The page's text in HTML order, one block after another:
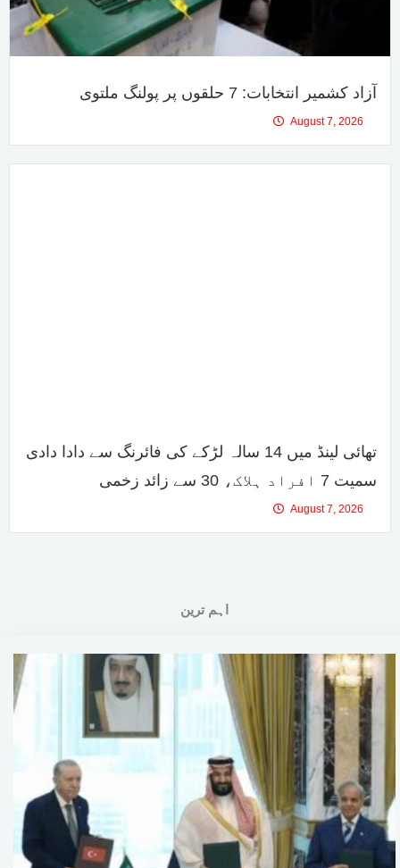
آزاد کشمیر انتخابات: 7 حلقوں پر پولنگ ملتوی
August 7, 2026
تھائی لینڈ میں 14 سالہ لڑکے کی فائرنگ سے دادا دادی
سمیت 7 افراد ہلاک، 30 سے زائد زخمی
August 7, 2026
اہم ترین